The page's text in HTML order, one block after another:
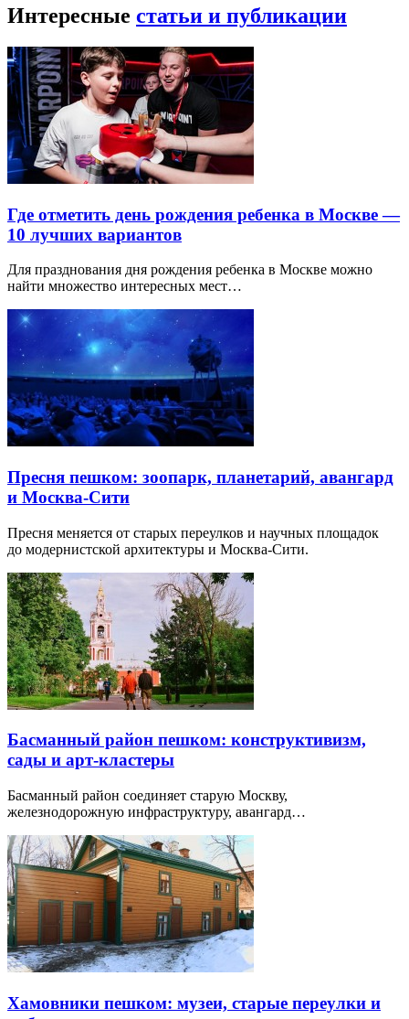
Интересные статьи и публикации
Где отметить день рождения ребенка в Москве —
10 лучших вариантов
Для празднования дня рождения ребенка в Москве можно
найти множество интересных мест…
Пресня пешком: зоопарк, планетарий, авангард
и Москва-Сити
Пресня меняется от старых переулков и научных площадок
до модернистской архитектуры и Москва-Сити.
Басманный район пешком: конструктивизм,
сады и арт-кластеры
Басманный район соединяет старую Москву,
железнодорожную инфраструктуру, авангард…
Хамовники пешком: музеи, старые переулки и